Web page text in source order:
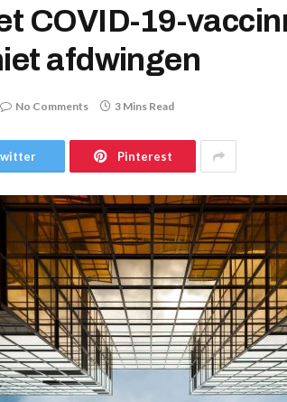
COVID-19-
afdwingen
No Comments 3 Mins Read
Pinterest